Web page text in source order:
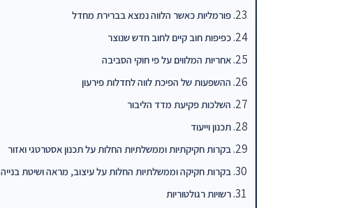
פורמליות כאשר הלווה נמצא בברירת מחדל
כפיפות חוב קיים לחוב חדש שנוצר
אחריות המלווים על פי חוקי הסביבה
ההשפעות של הפיכת לווה לחדלות פירעון
השלכות פקיעת מדד הליבור
תכנון וייעוד
בקרות חקיקתיות וממשלתיות החלות על תכנון אסטרטגי ואזור
בקרות חקיקה וממשלתיות החלות על עיצוב, מראה ושיטת בנייה
רשויות רגולטוריות